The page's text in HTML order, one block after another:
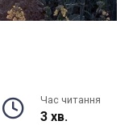
Час читання
3 хв.